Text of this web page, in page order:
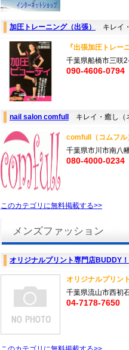
加圧トレーニング（出張） キレイ
『出張加圧トレ
千葉県船橋市三咲
090-4606-0794
nail salon comfull キレイ・癒し（
comfull（コムフ
千葉県市川市南八
080-4000-0234
このカテゴリに無料掲載する>>
メンズファッション
オリジナルプリント専門店BUDDY！
オリジナルプリン
千葉県流山市西初
04-7178-7650